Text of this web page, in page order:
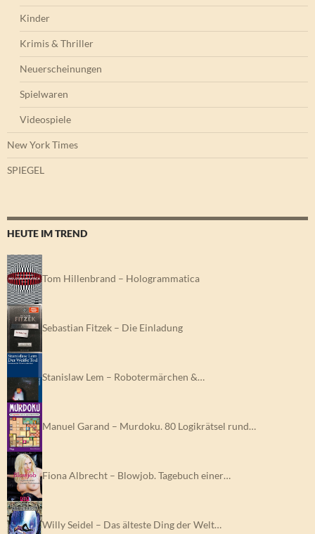
Kinder
Krimis & Thriller
Neuerscheinungen
Spielwaren
Videospiele
New York Times
SPIEGEL
HEUTE IM TREND
Tom Hillenbrand – Hologrammatica
Sebastian Fitzek – Die Einladung
Stanislaw Lem – Robotermärchen &…
Manuel Garand – Murdoku. 80 Logikrätsel rund…
Fiona Albrecht – Blowjob. Tagebuch einer…
Willy Seidel – Das älteste Ding der Welt…